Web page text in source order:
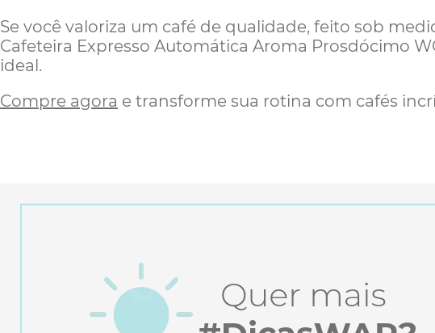
Se você valoriza um café de qualidade, feito sob
Cafeteira Expresso Automática Aroma Prosdócimo
ideal.
Compre agora e transforme sua rotina com cafés